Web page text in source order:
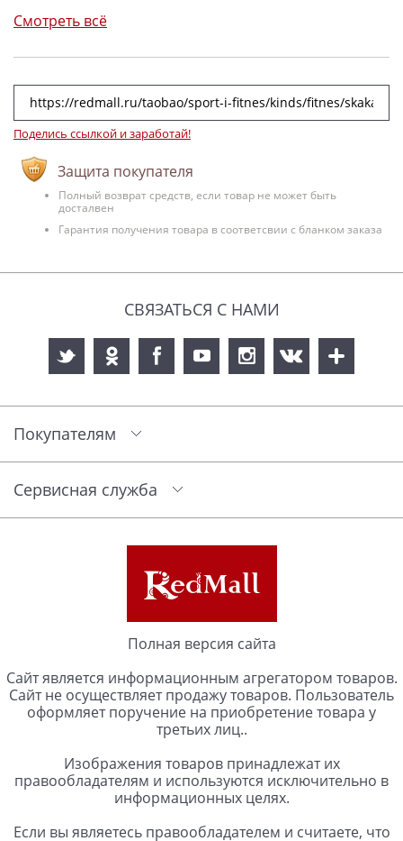
Смотреть всё
Поделись ссылкой и заработай!
Защита покупателя
Полный возврат средств, если товар не может быть
досталвен
Гарантия получения товара в соответсвии с бланком заказа
СВЯЗАТЬСЯ С НАМИ
Покупателям
Сервисная служба
Полная версия сайта
Сайт является информационным агрегатором товаров.
Сайт не осуществляет продажу товаров. Пользователь
оформляет поручение на приобретение товара у
третьих лиц..
Изображения товаров принадлежат их
правообладателям и используются исключительно в
информационных целях.
Если вы являетесь правообладателем и считаете, что